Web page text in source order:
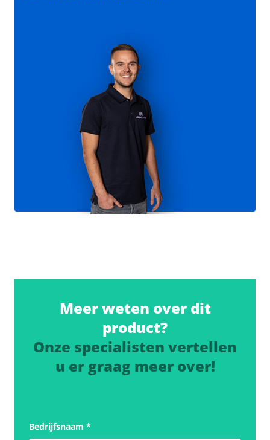
Meer weten over dit
product?
Onze specialisten vertellen
u er graag meer over!
Bedrijfsnaam *